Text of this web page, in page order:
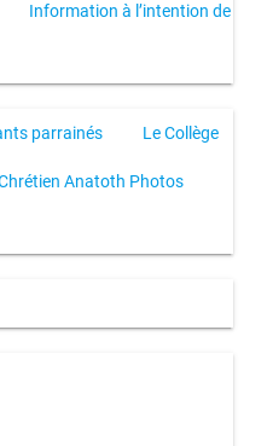
Information à l’intention de
parrainés Le Collège
Anatoth Photos